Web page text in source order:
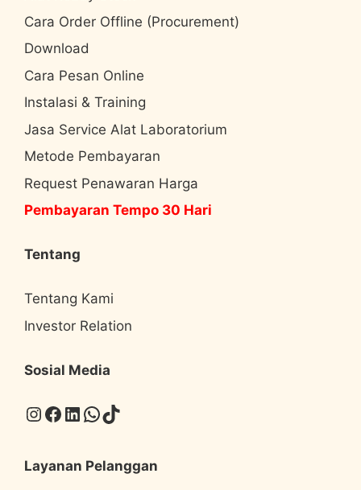
Cara Order Offline (Procurement)
Download
Cara Pesan Online
Instalasi & Training
Jasa Service Alat Laboratorium
Metode Pembayaran
Request Penawaran Harga
Pembayaran Tempo 30 Hari
Tentang
Tentang Kami
Investor Relation
Sosial Media
Instagram
Facebook
LinkedIn
WhatsApp
TikTok
Layanan Pelanggan